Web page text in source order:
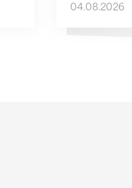
04.08.2026